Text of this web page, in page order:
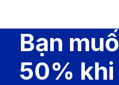
Vietnam Airlines:
Bạn
50% khi